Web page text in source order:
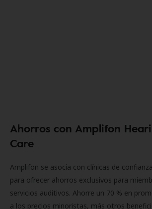
Ahorros con Amplifon
Care
Amplifon se asocia con clínicas de
para ofrecer ahorros exclusivos para
servicios auditivos. Ahorre un 70 % en
a los precios minoristas, más otros